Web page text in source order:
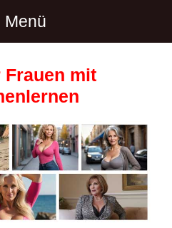
Menü
Frauen mit